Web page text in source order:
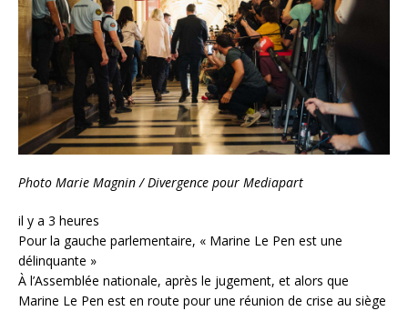
Photo Marie Magnin / Divergence pour Mediapart
il y a 3 heures
Pour la gauche parlementaire, « Marine Le Pen est une
délinquante »
À l’Assemblée nationale, après le jugement, et alors que
Marine Le Pen est en route pour une réunion de crise au siège